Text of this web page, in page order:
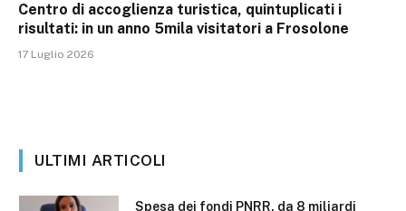
Centro di accoglienza turistica, quintuplicati i
risultati: in un anno 5mila visitatori a Frosolone
17 Luglio 2026
ULTIMI ARTICOLI
Spesa dei fondi PNRR, da 8 miliardi